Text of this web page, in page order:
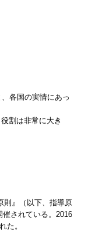
各国の実情にあっ
割は非常に大き
則』（以下、指導原
されている。2016
た。